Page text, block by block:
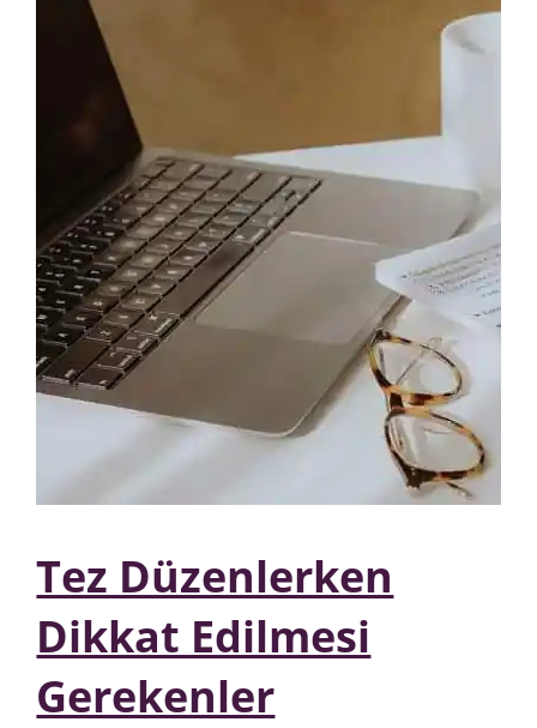
Tez Düzenlerken
Dikkat Edilmesi
Gerekenler